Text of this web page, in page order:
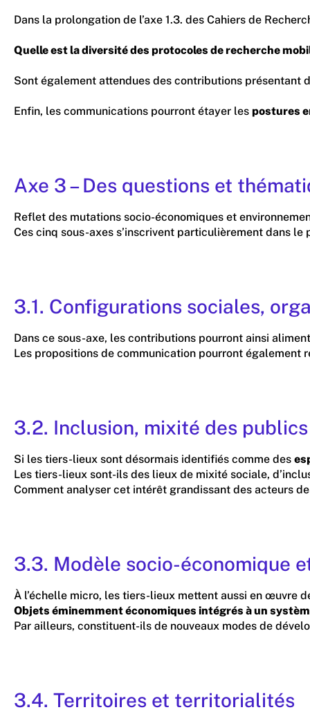
Dans la prolongation de l’axe 1.3. des Cahiers de
Quelle est la diversité des protocoles de recherche
Sont également attendues des contributions présentant
Enfin, les communications pourront étayer les postures
Axe 3 – Des questions et
Reflet des mutations socio-économiques et
Ces cinq sous-axes s’inscrivent particulièrement dans
3.1. Configurations sociales,
Dans ce sous-axe, les contributions pourront ainsi
Les propositions de communication pourront également
3.2. Inclusion, mixité des
Si les tiers-lieux sont désormais identifiés comme des
Les tiers-lieux sont-ils des lieux de mixité sociale,
Comment analyser cet intérêt grandissant des acteurs
3.3. Modèle socio-économique
À l’échelle micro, les tiers-lieux mettent aussi en œuvre
Objets éminemment économiques intégrés à un
Par ailleurs, constituent-ils de nouveaux modes de
3.4. Territoires et territorialités